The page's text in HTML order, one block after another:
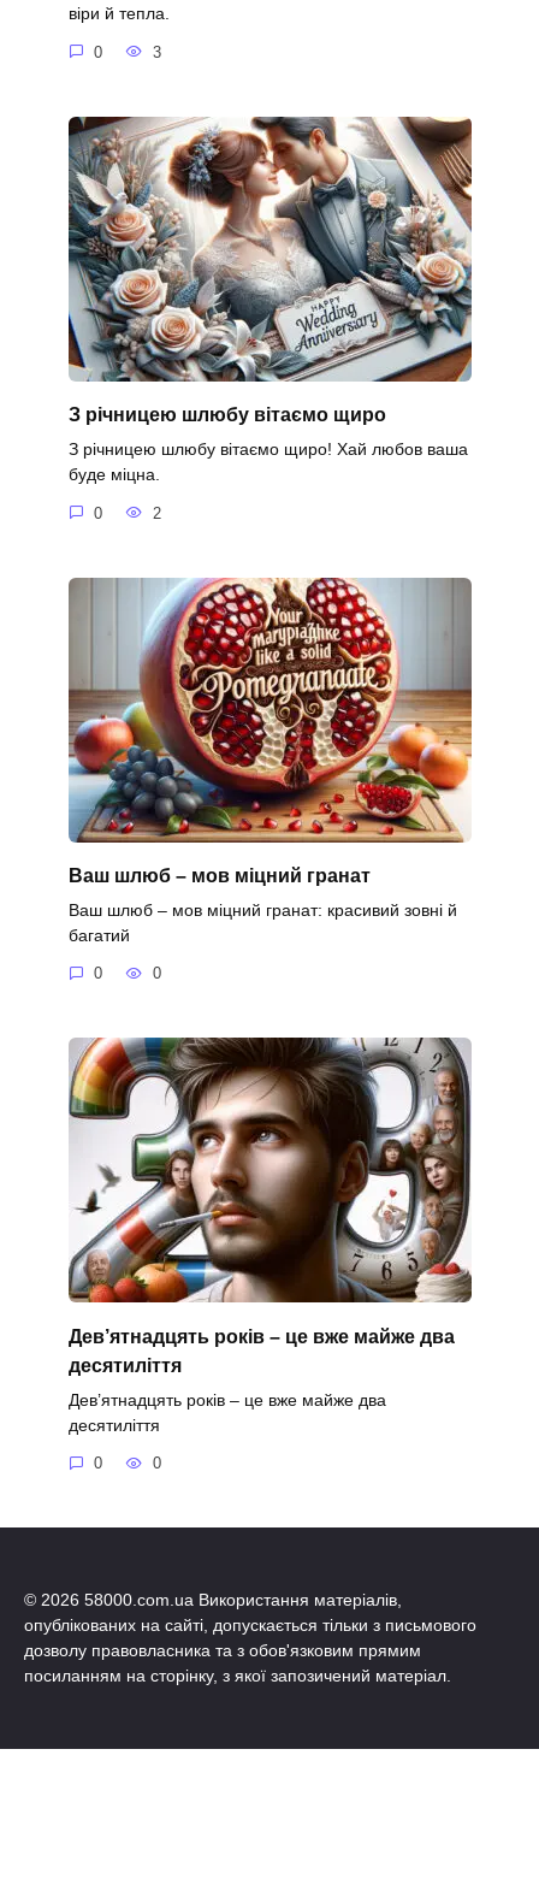
віри й тепла.
0 3
З річницею шлюбу вітаємо щиро
З річницею шлюбу вітаємо щиро! Хай любов ваша
буде міцна.
0 2
Ваш шлюб – мов міцний гранат
Ваш шлюб – мов міцний гранат: красивий зовні й
багатий
0 0
Дев’ятнадцять років – це вже майже два
десятиліття
Дев’ятнадцять років – це вже майже два
десятиліття
0 0
© 2026 58000.com.ua Використання матеріалів,
опублікованих на сайті, допускається тільки з письмового
дозволу правовласника та з обов'язковим прямим
посиланням на сторінку, з якої запозичений матеріал.